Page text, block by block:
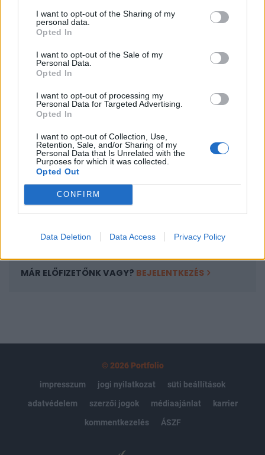
I want to opt-out of the Sharing of my
personal data.
Opted In
I want to opt-out of the Sale of my
Personal Data.
Opted In
I want to opt-out of processing my
Personal Data for Targeted Advertising.
Opted In
I want to opt-out of Collection, Use,
Retention, Sale, and/or Sharing of my
Personal Data that Is Unrelated with the
Purposes for which it was collected.
Opted Out
CONFIRM
Data Deletion Data Access Privacy Policy
jelentkezésAz Anthropic pénteken közölte, hogy azonnali
hatállyal letiltja a legfejlettebb mesterségesintelligencia-
A keresett cikk a portfolio.hu hírarchívumához
tartozik, melynek olvasása előfizetéses
regisztrációhoz kötött.
Az előfizetés a következőket tartalmazza:
Portfolio.hu teljes cikkarchívum
Kötéslisták: BÉT elmúlt 2 év napon belüli
kötéslistái
MÁR ELŐFIZETŐNK VAGY? BEJELENTKEZÉS
© 2026 Portfolio
impresszum
jogi nyilatkozat
süti beállítások
adatvédelem
szerzői jogok médiaajánlat
karrier
kommentkezelés
ÁSZF